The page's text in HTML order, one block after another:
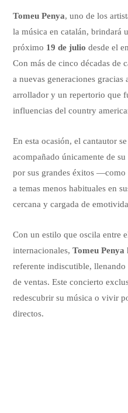
Tomeu Penya, uno de los
la música en catalán, brindará
próximo 19 de julio desde el
Con más de cinco décadas de
a nuevas generaciones
arrollador y un repertorio que
influencias del country
En esta ocasión, el cantautor
acompañado únicamente de
por sus grandes éxitos —como
a temas menos habituales en
cercana y cargada de
Con un estilo que oscila entre
internacionales,Tomeu Penya
referente indiscutible, llenando
de ventas. Este concierto
redescubrir su música o vivir
directos.